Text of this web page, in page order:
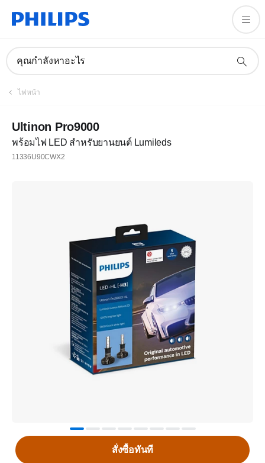
คุณกำลังหาอะไร
ไฟหน้า
Ultinon Pro9000
พร้อมไฟ LED สำหรับยานยนต์ Lumileds
11336U90CWX2
สั่งซื้อทันที